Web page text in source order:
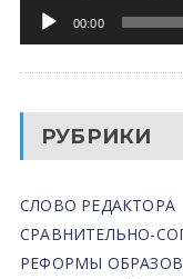
00:00
РУБРИКИ
СЛОВО РЕДАКТОРА
СРАВНИТЕЛЬНО-
РЕФОРМЫ